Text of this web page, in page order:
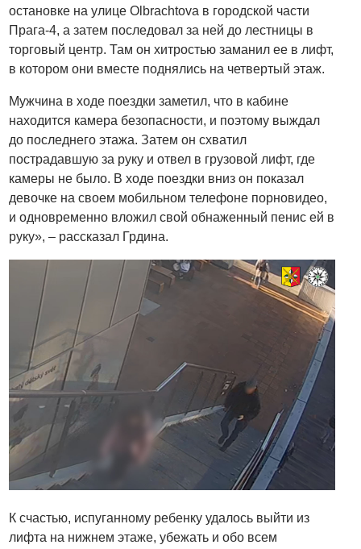
остановке на улице Olbrachtova в городской части
Прага-4, а затем последовал за ней до лестницы в
торговый центр. Там он хитростью заманил ее в лифт,
в котором они вместе поднялись на четвертый этаж.
Мужчина в ходе поездки заметил, что в кабине
находится камера безопасности, и поэтому выждал
до последнего этажа. Затем он схватил
пострадавшую за руку и отвел в грузовой лифт, где
камеры не было. В ходе поездки вниз он показал
девочке на своем мобильном телефоне порновидео,
и одновременно вложил свой обнаженный пенис ей в
руку», – рассказал Грдина.
К счастью, испуганному ребенку удалось выйти из
лифта на нижнем этаже, убежать и обо всем